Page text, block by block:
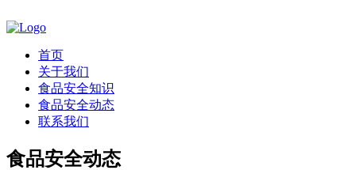
首页
关于我们
食品安全知识
食品安全动态
联系我们
食品安全动态